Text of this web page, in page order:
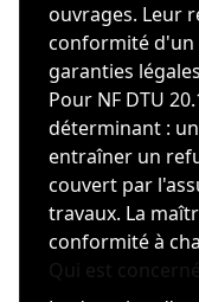
ouvrages. Leur
conformité d'un
garanties
Pour NF DTU
déterminant :
entraîner un
couvert par
travaux. La
conformité à